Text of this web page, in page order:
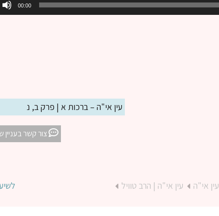
00:00
עין אי"ה – ברכות א | פרק ב, נ
צור קשר בעניין
עין אי"ה עין אי"ה | הרב טוויל